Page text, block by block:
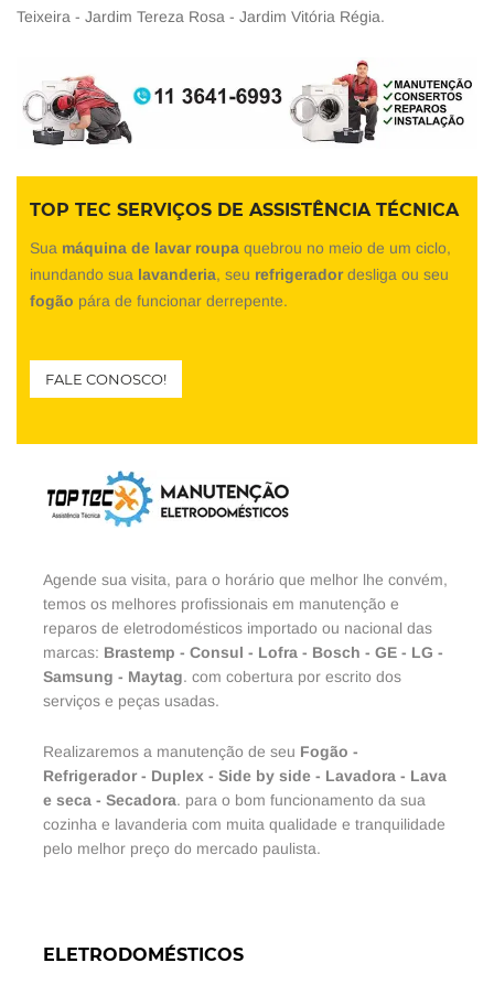
Teixeira - Jardim Tereza Rosa - Jardim Vitória Régia.
TOP TEC SERVIÇOS DE ASSISTÊNCIA TÉCNICA
Sua máquina de lavar roupa quebrou no meio de um ciclo,
inundando sua lavanderia, seu refrigeradordesliga ou seu
fogão pára de funcionar derrepente.
FALE CONOSCO!
Agende sua visita, para o horário que melhor lhe convém,
temos os melhores profissionais em manutenção e
reparos de eletrodomésticos importado ou nacional das
marcas: Brastemp - Consul - Lofra - Bosch - GE - LG -
Samsung - Maytag. com cobertura por escrito dos
serviços e peças usadas.
Realizaremos a manutenção de seu Fogão -
Refrigerador- Duplex - Side by side - Lavadora - Lava
e seca - Secadora. para o bom funcionamento da sua
cozinha e lavanderia com muita qualidade e tranquilidade
pelo melhor preço do mercado paulista.
ELETRODOMÉSTICOS